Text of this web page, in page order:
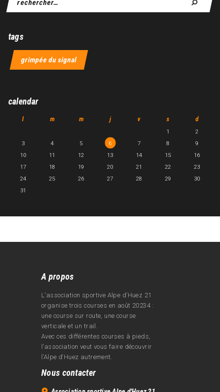
tags
grimpée du signal
calendar
l m m j v s d
1
2
3
4 5 6 7 8
9
10
11 12 13 14 15
16
17
18 19 20 21 22
23
24
25 26 27 28 29
30
31
A propos
L’association sportive Alpe d’Huez 21
organise trois courses en août 20234 :
une course sur route, une course
verticale et un trail.
Avec ces différentes courses à pieds,
l’association veut vous faire découvrir
l’Alpe d‘Huez autrement.
Nous contacter